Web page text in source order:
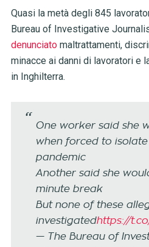
Quasi la metà degli 845
Bureau of Investigative
denunciatomaltrattamenti,
minacce ai danni di lavoratori e
in Inghilterra.
One worker said she
when forced to
pandemic
Another said she
minute break
But none of these
investigatedhttps://
— The Bureau of